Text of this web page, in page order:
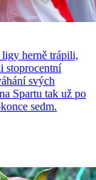
ligy herně trápili,
stoprocentní
svých
Spartu tak už po
sedm.